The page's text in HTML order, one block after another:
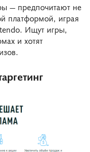
— предпочитают не
платформой, играя
Ищут игры,
и хотят